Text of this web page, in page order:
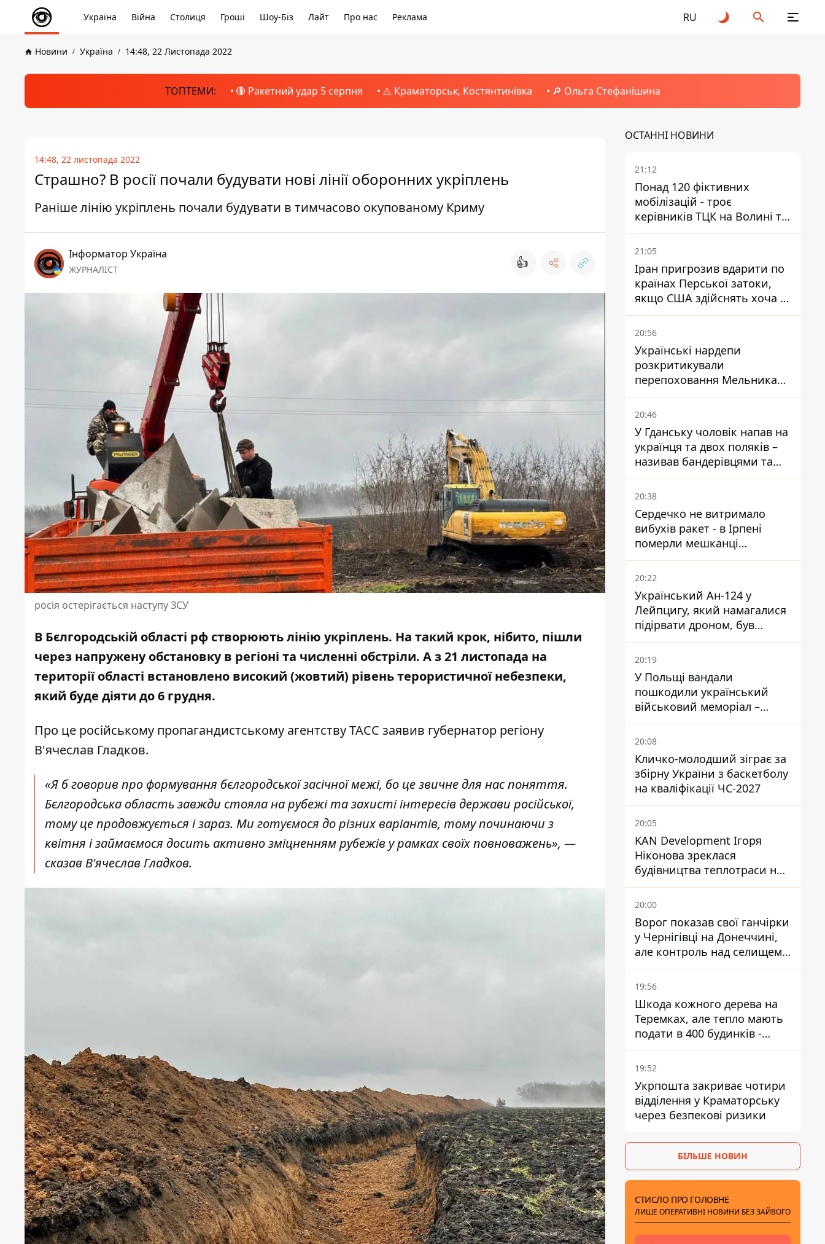
Україна Війна Столиця Гроші Шоу-Біз Лайт Про нас Реклама RU
Новини Україна 14:48, 22 Листопада 2022
ТОПТЕМИ: 🔴 Ракетний удар 5 серпня ⚠️ Краматорськ, Костянтинівка 🔎 Ольга Стефанішина
14:48, 22 листопада 2022
Страшно? В росії почали будувати нові лінії оборонних укріплень
Раніше лінію укріплень почали будувати в тимчасово окупованому Криму
Інформатор Україна
ЖУРНАЛІСТ 👍
росія остерігається наступу ЗСУ
В Бєлгородській області рф створюють лінію укріплень. На такий крок, нібито, пішли
через напружену обстановку в регіоні та численні обстріли. А з 21 листопада на
території області встановлено високий (жовтий) рівень терористичної небезпеки,
який буде діяти до 6 грудня.
Про це російському пропагандистському агентству ТАСС заявив губернатор регіону
В'ячеслав Гладков.
«Я б говорив про формування бєлгородської засічної межі, бо це звичне для нас поняття.
Бєлгородська область завжди стояла на рубежі та захисті інтересів держави російської,
тому це продовжується і зараз. Ми готуємося до різних варіантів, тому починаючи з
квітня і займаємося досить активно зміцненням рубежів у рамках своїх повноважень», —
сказав В'ячеслав Гладков.
ОСТАННІ НОВИНИ
21:12
Понад 120 фіктивних
мобілізацій - троє
керівників ТЦК на Волині та
Буковині отримали підозри
за фейкові звіти
21:05
Іран пригрозив вдарити по
країнах Перської затоки,
якщо США здійснять хоча б
одну атаку - Reuters
20:56
Українські нардепи
розкритикували
перепоховання Мельника
через ризик дипломатичної
ізоляції
20:46
У Гданську чоловік напав на
українця та двох поляків –
називав бандерівцями та
поводився агресивно
20:38
Сердечко не витримало
вибухів ракет - в Ірпені
померли мешканці
притулку для собак з
інвалідністю
20:22
Український Ан-124 у
Лейпцигу, який намагалися
підірвати дроном, був
завантажений
боєприпасами
20:19
У Польщі вандали
пошкодили український
військовий меморіал –
посольство відреагувало
20:08
Кличко-молодший зіграє за
збірну України з баскетболу
на кваліфікації ЧС-2027
20:05
KAN Development Ігоря
Ніконова зреклася
будівництва теплотраси на
Теремках
20:00
Ворог показав свої ганчірки
у Чернігівці на Донеччині,
але контроль над селищем
не підтверджений
19:56
Шкода кожного дерева на
Теремках, але тепло мають
подати в 400 будинків -
депутатка Київради
19:52
Укрпошта закриває чотири
відділення у Краматорську
через безпекові ризики
БІЛЬШЕ НОВИН
СТИСЛО ПРО ГОЛОВНЕ
ЛИШЕ ОПЕРАТИВНІ НОВИНИ БЕЗ ЗАЙВОГО